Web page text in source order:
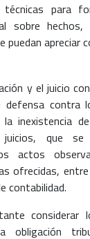
para
sobre
puedan apreciar
y el juicio
defensa contra
la inexistencia
que se
actos
ofrecidas,
contabilidad.
obligación